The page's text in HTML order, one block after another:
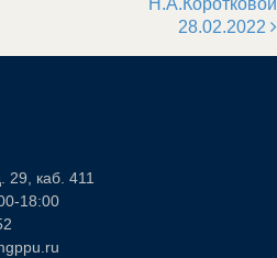
28.02.2022
29, каб. 411
18:00